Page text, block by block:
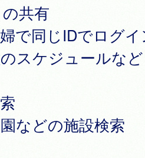
共有
婦で同じIDでログ
スケジュールな
などの施設検索